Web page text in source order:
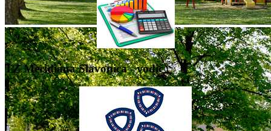
TZ Meridiana Slavonica - vodič